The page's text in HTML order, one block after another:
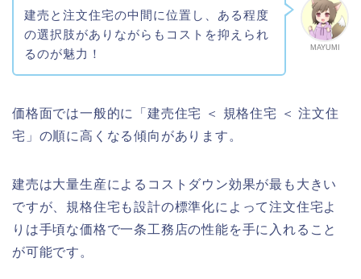
MAYUMI
建売と注文住宅の中間に位置し、ある程度
の選択肢がありながらもコストを抑えられ
るのが魅力！
価格面では一般的に「建売住宅 ＜ 規格住宅 ＜ 注文住
宅」の順に高くなる傾向があります。
建売は大量生産によるコストダウン効果が最も大きい
ですが、規格住宅も設計の標準化によって注文住宅よ
りは手頃な価格で一条工務店の性能を手に入れること
が可能です。